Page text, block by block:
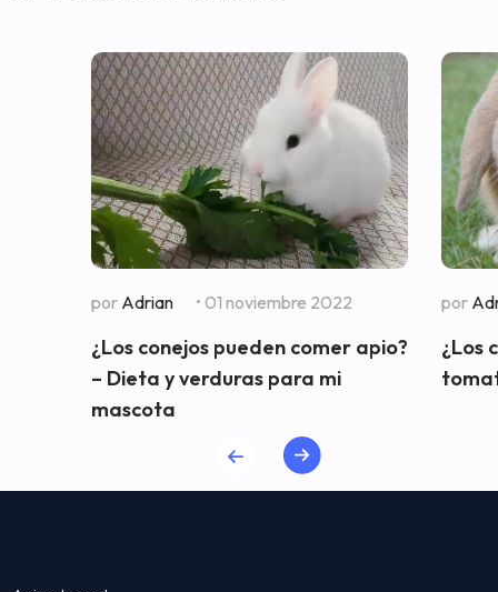
por Adrian • 01 noviembre 2022
¿Los conejos pueden comer apio?
– Dieta y verduras para mi
mascota
por
¿Los